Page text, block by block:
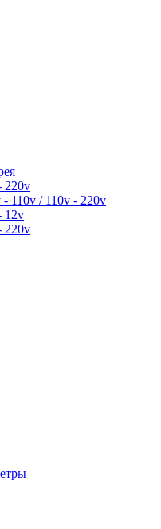
220v
- 110v / 110v - 220v
12v
220v